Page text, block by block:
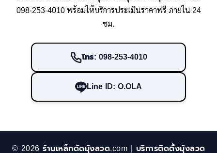
098-253-4010 พร้อมให้บริการประเมินราคาฟรี ภายใน 24
ชม.
โทร: 098-253-4010
Line ID: O.OLA
© 2026 ร้านเหล็กดัดมุ้งลวด.com | บริการติดตั้งมุ้งลวด